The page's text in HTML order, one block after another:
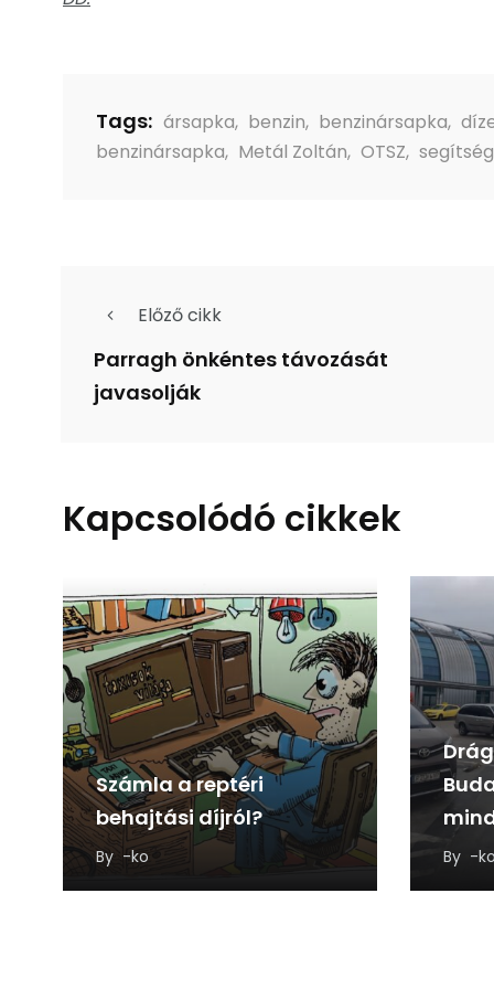
Tags: ársapka, benzin, benzinársapka,
benzinársapka, Metál Zoltán, OTSZ, segítség
Előző cikk
Parragh önkéntes távozását
javasolják
Kapcsolódó cikkek
Számla a reptéri
behajtási díjról?
By -ko
a
By -